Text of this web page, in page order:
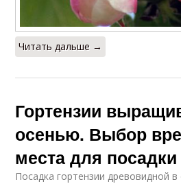
Читать дальше →
Гортензии
осенью. Выбор
места для посадки
Посадка гортензии древовидной